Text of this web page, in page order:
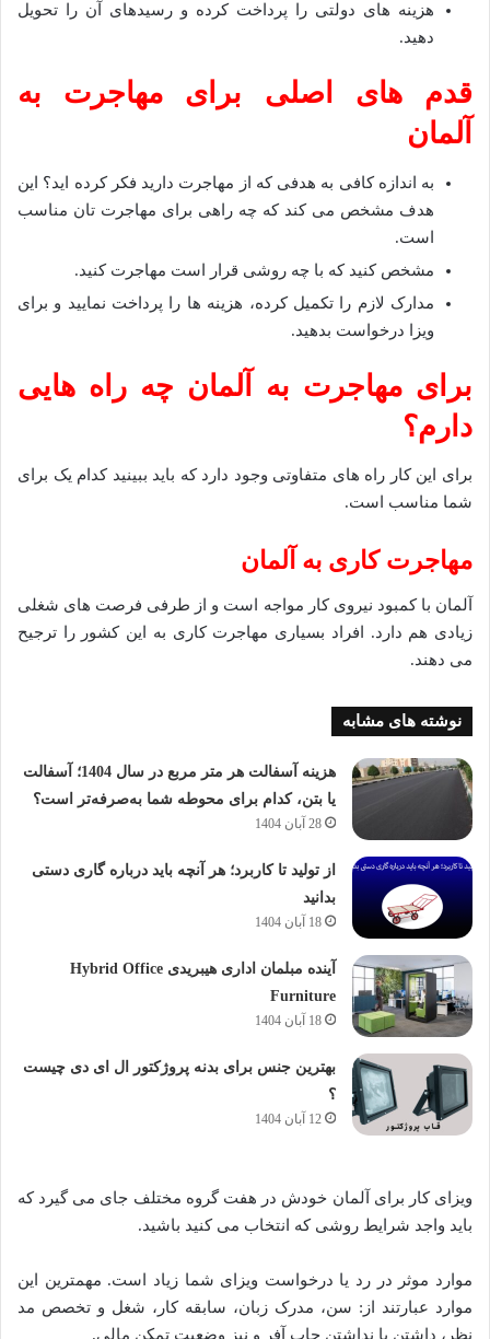
هزینه های دولتی را پرداخت کرده و رسیدهای آن را تحویل
دهید.
قدم های اصلی برای مهاجرت به
آلمان
به اندازه کافی به هدفی که از مهاجرت دارید فکر کرده اید؟ این
هدف مشخص می کند که چه راهی برای مهاجرت تان مناسب
است.
مشخص کنید که با چه روشی قرار است مهاجرت کنید.
مدارک لازم را تکمیل کرده، هزینه ها را پرداخت نمایید و برای
ویزا درخواست بدهید.
برای مهاجرت به آلمان چه راه هایی
دارم؟
برای این کار راه های متفاوتی وجود دارد که باید ببینید کدام یک برای
شما مناسب است.
مهاجرت کاری به آلمان
آلمان با کمبود نیروی کار مواجه است و از طرفی فرصت های شغلی
زیادی هم دارد. افراد بسیاری مهاجرت کاری به این کشور را ترجیح
می دهند.
نوشته های مشابه
هزینه آسفالت هر متر مربع در سال 1404؛ آسفالت
یا بتن، کدام برای محوطه شما به‌صرفه‌تر است؟
28 آبان 1404
از تولید تا کاربرد؛ هر آنچه باید درباره گاری دستی
بدانید
18 آبان 1404
آینده مبلمان اداری هیبریدی Hybrid Office
Furniture
18 آبان 1404
بهترین جنس برای بدنه پروژکتور ال ای دی چیست
؟
12 آبان 1404
ویزای کار برای آلمان خودش در هفت گروه مختلف جای می گیرد که
باید واجد شرایط روشی که انتخاب می کنید باشید.
موارد موثر در رد یا درخواست ویزای شما زیاد است. مهمترین این
موارد عبارتند از: سن، مدرک زبان، سابقه کار، شغل و تخصص مد
نظر، داشتن یا نداشتن جاب آفر و نیز وضعیت تمکن مالی.